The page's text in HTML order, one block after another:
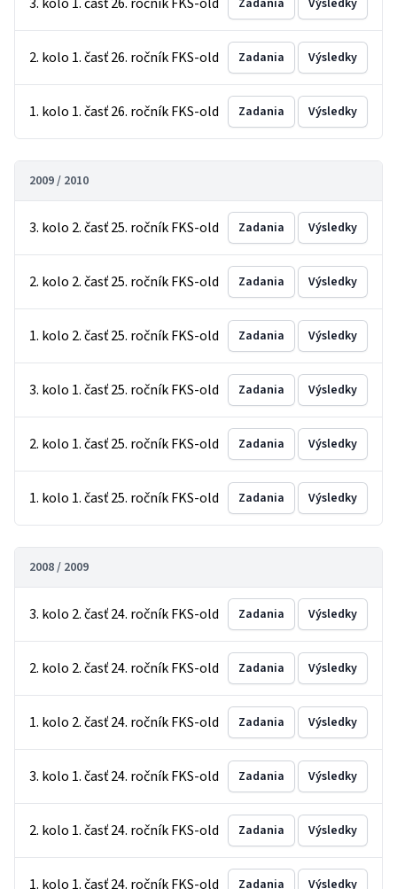
Zadania Výsledky
2. kolo 1. časť 26. ročník FKS-old Zadania Výsledky
1. kolo 1. časť 26. ročník FKS-old Zadania Výsledky
2009 / 2010
3. kolo 2. časť 25. ročník FKS-old Zadania Výsledky
2. kolo 2. časť 25. ročník FKS-old Zadania Výsledky
1. kolo 2. časť 25. ročník FKS-old Zadania Výsledky
3. kolo 1. časť 25. ročník FKS-old Zadania Výsledky
2. kolo 1. časť 25. ročník FKS-old Zadania Výsledky
1. kolo 1. časť 25. ročník FKS-old Zadania Výsledky
2008 / 2009
3. kolo 2. časť 24. ročník FKS-old Zadania Výsledky
2. kolo 2. časť 24. ročník FKS-old Zadania Výsledky
1. kolo 2. časť 24. ročník FKS-old Zadania Výsledky
3. kolo 1. časť 24. ročník FKS-old Zadania Výsledky
2. kolo 1. časť 24. ročník FKS-old Zadania Výsledky
1. kolo 1. časť 24. ročník FKS-old Zadania Výsledky